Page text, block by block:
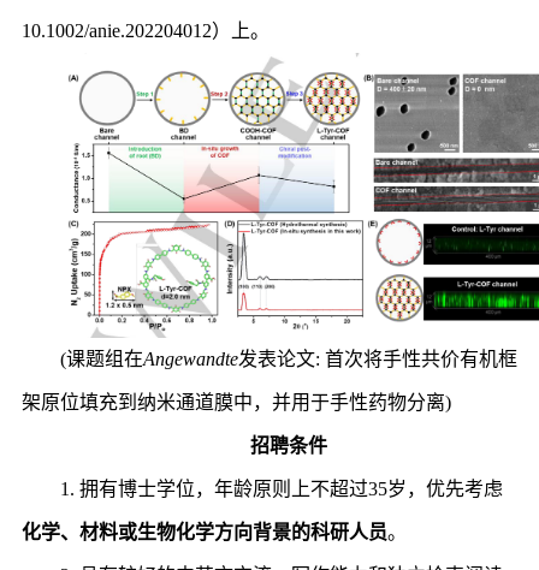
10.1002/anie.202204012）上。
(课题组在Angewandte发表论文: 首次将手性共价有机框
架原位填充到纳米通道膜中，并用于手性药物分离)
招聘条件
1. 拥有博士学位，年龄原则上不超过35岁，优先考虑
化学、 材料或生物化学方向背景的科研人员。